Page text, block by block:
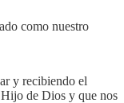
como nuestro
y recibiendo el
Hijo de Dios y que nos